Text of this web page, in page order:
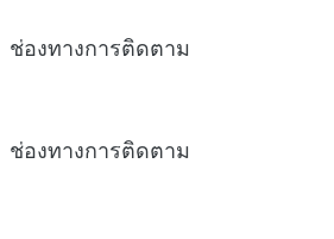
ช่องทางการติดตาม
ช่องทางการติดตาม